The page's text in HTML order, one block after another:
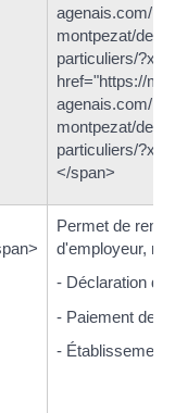
agenais.com/
montpezat/
particuliers/
href="https://
agenais.com/
montpezat/
particuliers/
</span>
Permet de
d'employeur,
- Déclaration
- Paiement des
- Établissement